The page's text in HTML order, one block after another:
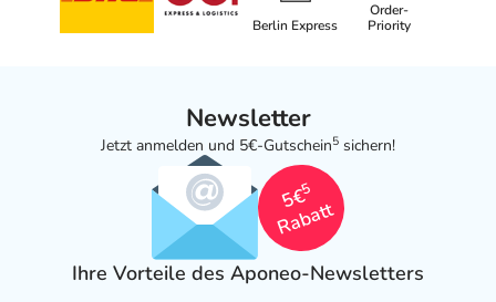
Berlin Express
Order-
Priority
Newsletter
Jetzt anmelden und 5€-Gutschein5 sichern!
5€
5
Rabatt
Ihre Vorteile des Aponeo-Newsletters